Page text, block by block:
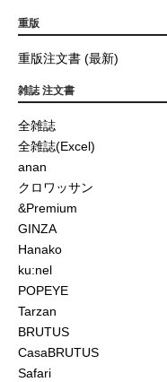
重版
重版注文書 (最新)
雑誌 注文書
全雑誌
全雑誌(Excel)
anan
クロワッサン
&Premium
GINZA
Hanako
ku:nel
POPEYE
Tarzan
BRUTUS
CasaBRUTUS
Safari